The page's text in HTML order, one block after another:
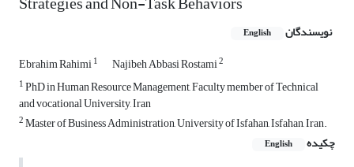
نویسندگان English
Ebrahim Rahimi1 Najibeh Abbasi Rostami2
1PhD in Human Resource Management, Faculty member of Technical
and vocational University, Iran
2Master of Business Administration, University of Isfahan, Isfahan, Iran.
چکیده
English